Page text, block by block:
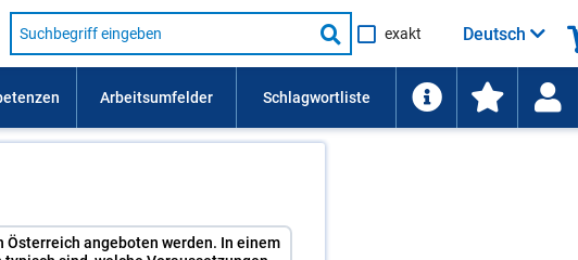
Suche
nach
Lehrausbildung,
usw.
Suche
starten
exakt Deutsch
angeboten werden. In einem